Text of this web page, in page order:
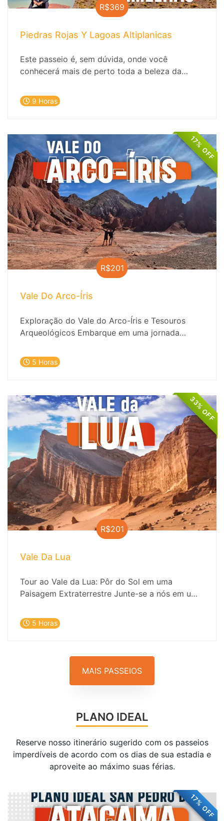
R$369
Piedras Rojas Y Lagoas Altiplanicas
Este passeio é, sem dúvida, onde você
conhecerá mais de perto toda a beleza da
para os flamingos e outras aves, tão belas
quanto os oásis da flora local.
9 Horas
17% OFF
R$201
Vale Do Arco-Íris
Exploração do Vale do Arco-Íris e Tesouros
Arqueológicos Embarque em uma jornada
coloridas e a riqueza arqueológica do deserto
do Atacama.
5 Horas
33% OFF
R$201
Vale Da Lua
Tour ao Vale da Lua: Pôr do Sol em uma
Paisagem Extraterrestre Junte-se a nós em uma
que parece saído de outro planeta. Este passeio
oferece a oportunidade de explorar paisagens
arqueologia únicas da região.
5 Horas
MAIS PASSEIOS
PLANO IDEAL
Reserve nosso itinerário sugerido com os passeios
imperdíveis de acordo com os dias de sua estadia e
aproveite ao máximo suas férias.
17% OFF